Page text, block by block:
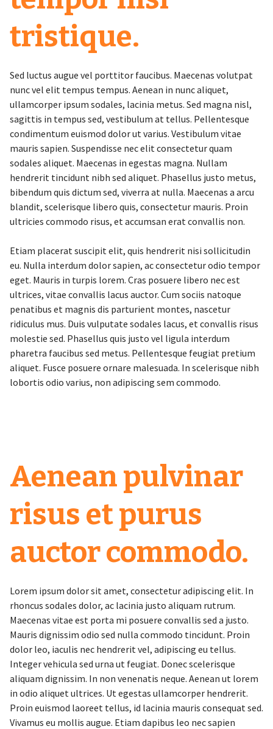
tristique.
Sed luctus augue vel porttitor faucibus. Maecenas volutpat
nunc vel elit tempus tempus. Aenean in nunc aliquet,
ullamcorper ipsum sodales, lacinia metus. Sed magna nisl,
sagittis in tempus sed, vestibulum at tellus. Pellentesque
condimentum euismod dolor ut varius. Vestibulum vitae
mauris sapien. Suspendisse nec elit consectetur quam
sodales aliquet. Maecenas in egestas magna. Nullam
hendrerit tincidunt nibh sed aliquet. Phasellus justo metus,
bibendum quis dictum sed, viverra at nulla. Maecenas a arcu
blandit, scelerisque libero quis, consectetur mauris. Proin
ultricies commodo risus, et accumsan erat convallis non.
Etiam placerat suscipit elit, quis hendrerit nisi sollicitudin
eu. Nulla interdum dolor sapien, ac consectetur odio tempor
eget. Mauris in turpis lorem. Cras posuere libero nec est
ultrices, vitae convallis lacus auctor. Cum sociis natoque
penatibus et magnis dis parturient montes, nascetur
ridiculus mus. Duis vulputate sodales lacus, et convallis risus
molestie sed. Phasellus quis justo vel ligula interdum
pharetra faucibus sed metus. Pellentesque feugiat pretium
aliquet. Fusce posuere ornare malesuada. In scelerisque nibh
lobortis odio varius, non adipiscing sem commodo.
Aenean pulvinar
risus et purus
auctor commodo.
Lorem ipsum dolor sit amet, consectetur adipiscing elit. In
rhoncus sodales dolor, ac lacinia justo aliquam rutrum.
Maecenas vitae est porta mi posuere convallis sed a justo.
Mauris dignissim odio sed nulla commodo tincidunt. Proin
dolor leo, iaculis nec hendrerit vel, adipiscing eu tellus.
Integer vehicula sed urna ut feugiat. Donec scelerisque
aliquam dignissim. In non venenatis neque. Aenean ut lorem
in odio aliquet ultrices. Ut egestas ullamcorper hendrerit.
Proin euismod laoreet tellus, id lacinia mauris consequat sed.
Vivamus eu mollis augue. Etiam dapibus leo nec sapien